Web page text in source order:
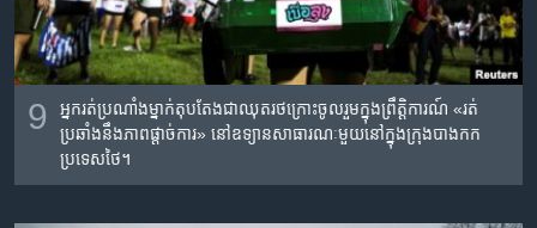
9
អ្នក​រត់​ប្រណាំង​ម្នាក់​តុបតែង​ជា​ឈុត​រថក្រោះ​ចូលរួម​ក្នុង​ព្រឹត្តិការណ៍ «រត់​
ប្រឆាំង​នឹង​ភាព​ផ្តាច់​ការ» នៅ​ឧទ្យាន​សាធារណៈ​មួយ​នៅ​ក្នុង​ក្រុង​បាងកក
ប្រទេស​ថៃ។